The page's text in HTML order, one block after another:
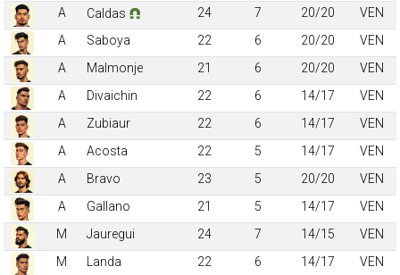
A
Caldas 24 7 20/20
VEN
A
Saboya 22 6 20/20
VEN
A
Malmonje 21 6 20/20
VEN
A
Divaichin 22 6 14/17
VEN
A
Zubiaur 22 6 14/17
VEN
A
Acosta 22 5 14/17
VEN
A
Bravo 23 5 20/20
VEN
A
Gallano 21 5 14/17
VEN
M
Jauregui 24 7 14/15
VEN
M
Landa 22 6 14/17
VEN